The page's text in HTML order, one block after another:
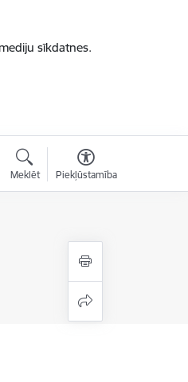
sīkdatnes.
Meklēt Piekļūstamība